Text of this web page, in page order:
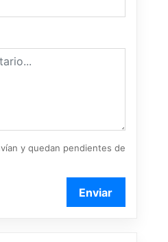
y quedan pendientes de
Enviar